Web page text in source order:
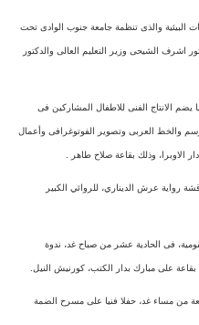
البيئية والذى تنظمة جامعة جنوب الوادى تحت
اشرف الشيحى وزير التعليم العالى والدكتور
يضم الانتاج الفنى للاطفال المشاركين فى
والخط العربى وتصوير الفوتوغرافى وأعمال
الاوبرا، وذلك بقاعة صلاح طاهر .
رواية عرش الديناري، للروائي الكبير
فى الحادية عشر من صباح غد، ندوة
على مبارك بدار الكتب، كورنيش النيل.
من مساء غد، حفلا فنيا على مسرح الضمة